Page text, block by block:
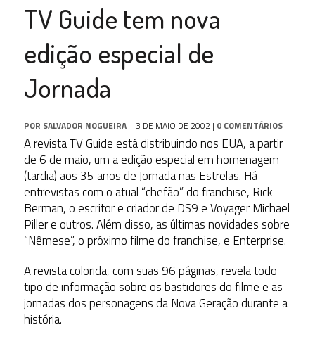
TV Guide tem nova
edição especial de
Jornada
POR SALVADOR NOGUEIRA 3 DE MAIO DE 2002 | 0 COMENTÁRIOS
A revista TV Guide está distribuindo nos EUA, a partir
de 6 de maio, um a edição especial em homenagem
(tardia) aos 35 anos de Jornada nas Estrelas. Há
entrevistas com o atual “chefão” do franchise, Rick
Berman, o escritor e criador de DS9 e Voyager Michael
Piller e outros. Além disso, as últimas novidades sobre
“Nêmese”, o próximo filme do franchise, e Enterprise.
A revista colorida, com suas 96 páginas, revela todo
tipo de informação sobre os bastidores do filme e as
jornadas dos personagens da Nova Geração durante a
história.